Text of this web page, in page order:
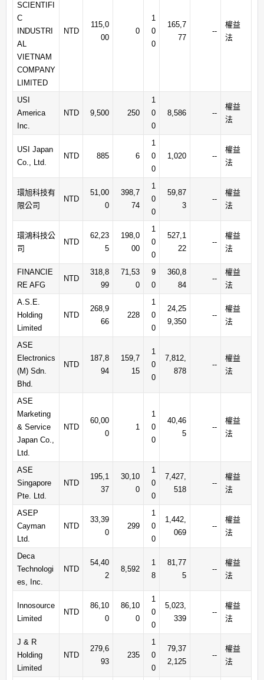
SCIENTIFI
C
INDUSTRI
AL
VIETNAM
COMPANY
LIMITED
NTD
115,0
00
0
1
0
0
165,7
77
--
權益
法
USI
America
Inc.
NTD 9,500 250
1
0
0
8,586 --
權益
法
USI Japan
Co., Ltd.
NTD 885 6
1
0
0
1,020 --
權益
法
環旭科技有
限公司
NTD
51,00
0
398,7
74
1
0
0
59,87
3
--
權益
法
環鴻科技公
司
NTD
62,23
5
198,0
00
1
0
0
527,1
22
--
權益
法
FINANCIE
RE AFG
NTD
318,8
99
71,53
0
9
0
360,8
84
--
權益
法
A.S.E.
Holding
Limited
NTD
268,9
66
228
1
0
0
24,25
9,350
--
權益
法
ASE
Electronics
(M) Sdn.
Bhd.
NTD
187,8
94
159,7
15
1
0
0
7,812,
878
--
權益
法
ASE
Marketing
& Service
Japan Co.,
Ltd.
NTD
60,00
0
1
1
0
0
40,46
5
--
權益
法
ASE
Singapore
Pte. Ltd.
NTD
195,1
37
30,10
0
1
0
0
7,427,
518
--
權益
法
ASEP
Cayman
Ltd.
NTD
33,39
0
299
1
0
0
1,442,
069
--
權益
法
Deca
Technologi
es, Inc.
NTD
54,40
2
8,592
1
8
81,77
5
--
權益
法
Innosource
Limited
NTD
86,10
0
86,10
0
1
0
0
5,023,
339
--
權益
法
J & R
Holding
Limited
NTD
279,6
93
235
1
0
0
79,37
2,125
--
權益
法